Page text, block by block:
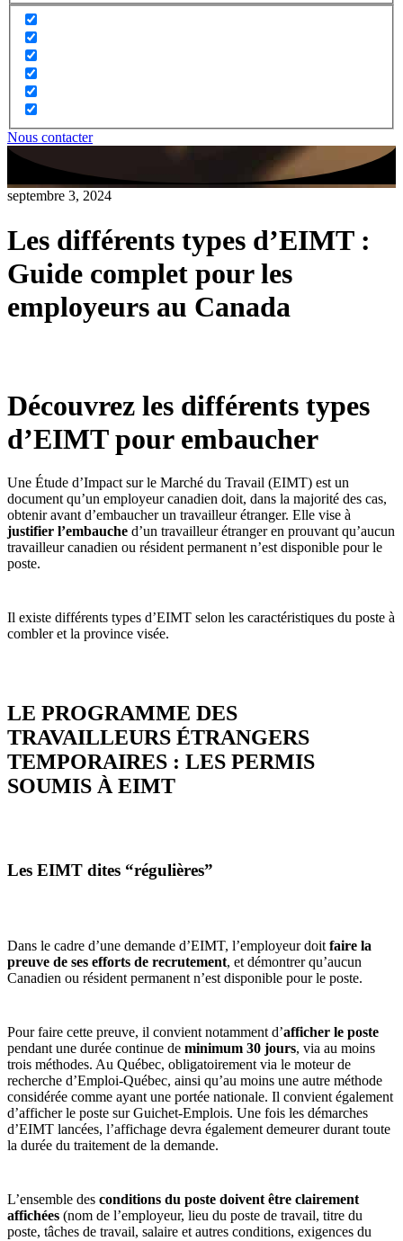
Nous contacter
septembre 3, 2024
Les différents types d’EIMT :
Guide complet pour les
employeurs au Canada
Découvrez les différents types
d’EIMT pour embaucher
Une Étude d’Impact sur le Marché du Travail (EIMT) est un
document qu’un employeur canadien doit, dans la majorité des cas,
obtenir avant d’embaucher un travailleur étranger. Elle vise à
justifier l’embauche d’un travailleur étranger en prouvant qu’aucun
travailleur canadien ou résident permanent n’est disponible pour le
poste.
Il existe différents types d’EIMT selon les caractéristiques du poste à
combler et la province visée.
LE PROGRAMME DES
TRAVAILLEURS ÉTRANGERS
TEMPORAIRES : LES PERMIS
SOUMIS À EIMT
Les EIMT dites “régulières”
Dans le cadre d’une demande d’EIMT, l’employeur doit faire la
preuve de ses efforts de recrutement, et démontrer qu’aucun
Canadien ou résident permanent n’est disponible pour le poste.
Pour faire cette preuve, il convient notamment d’afficher le poste
pendant une durée continue de minimum 30 jours, via au moins
trois méthodes. Au Québec, obligatoirement via le moteur de
recherche d’Emploi-Québec, ainsi qu’au moins une autre méthode
considérée comme ayant une portée nationale. Il convient également
d’afficher le poste sur Guichet-Emplois. Une fois les démarches
d’EIMT lancées, l’affichage devra également demeurer durant toute
la durée du traitement de la demande.
L’ensemble des conditions du poste doivent être clairement
affichées (nom de l’employeur, lieu du poste de travail, titre du
poste, tâches de travail, salaire et autres conditions, exigences du